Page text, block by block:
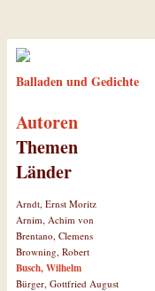
Balladen und Gedichte
Autoren
Themen
Länder
Arndt, Ernst Moritz
Arnim, Achim von
Brentano, Clemens
Browning, Robert
Busch, Wilhelm
Bürger, Gottfried August